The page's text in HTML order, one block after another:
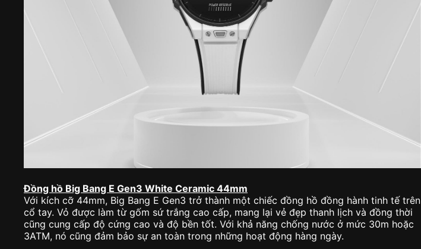
Đồng hồ Big Bang E Gen3 White Ceramic 44mm
Với kích cỡ 44mm, Big Bang E Gen3 trở thành một chiếc đồng hồ đồng hành tinh tế trên
cổ tay. Vỏ được làm từ gốm sứ trắng cao cấp, mang lại vẻ đẹp thanh lịch và đồng thời
cũng cung cấp độ cứng cao và độ bền tốt. Với khả năng chống nước ở mức 30m hoặc
3ATM, nó cũng đảm bảo sự an toàn trong những hoạt động hàng ngày.